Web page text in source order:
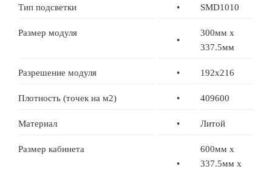
Тип подсветки • SMD1010
Размер модуля
•
300мм x
337.5мм
Разрешение модуля • 192x216
Плотность (точек на м2) • 409600
Материал • Литой
Размер кабинета
•
600мм x
337.5мм x